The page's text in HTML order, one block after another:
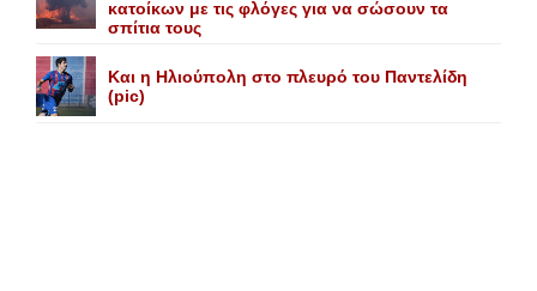
κατοίκων με τις φλόγες για να σώσουν τα
σπίτια τους
Και η Ηλιούπολη στο πλευρό του Παντελίδη
(pic)